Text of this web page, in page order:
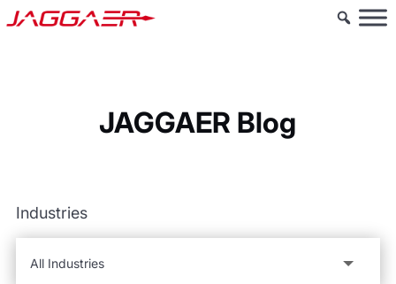
JAGGAER Blog
Industries